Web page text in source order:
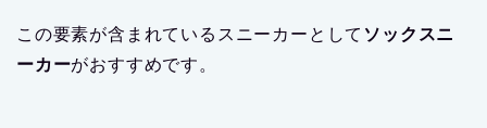
この要素が含まれているスニーカーとして ソックスニ
ーカーがおすすめです。